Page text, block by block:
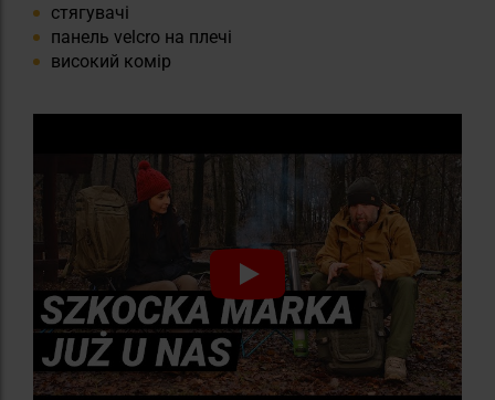
стягувачі
панель velcro на плечі
високий комір